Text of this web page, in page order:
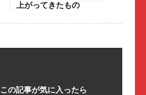
上がってきたもの
この記事が気に入ったら